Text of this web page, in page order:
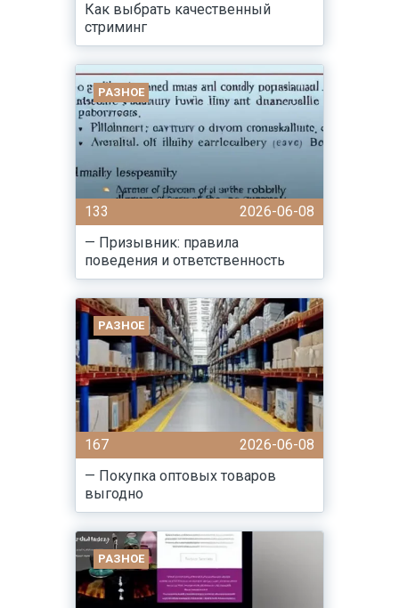
Как выбрать качественный
стриминг
РАЗНОЕ
133
2026-06-08
— Призывник: правила
поведения и ответственность
РАЗНОЕ
167
2026-06-08
— Покупка оптовых товаров
выгодно
РАЗНОЕ